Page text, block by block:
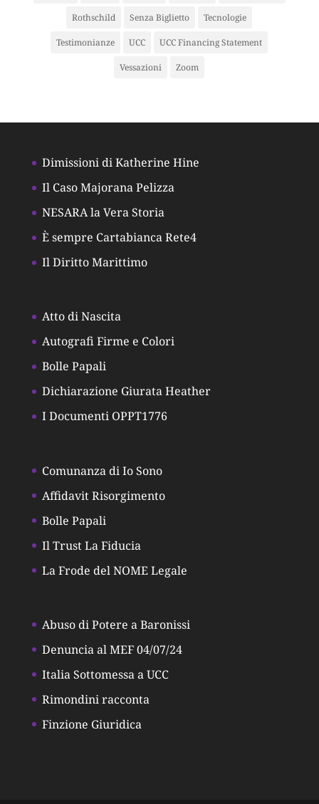
Rothschild Senza Biglietto Tecnologie
Testimonianze UCC UCC Financing Statement
Vessazioni Zoom
Dimissioni di Katherine Hine
Il Caso Majorana Pelizza
NESARA la Vera Storia
È sempre Cartabianca Rete4
Il Diritto Marittimo
Atto di Nascita
Autografi Firme e Colori
Bolle Papali
Dichiarazione Giurata Heather
I Documenti OPPT1776
Comunanza di Io Sono
Affidavit Risorgimento
Bolle Papali
Il Trust La Fiducia
La Frode del NOME Legale
Abuso di Potere a Baronissi
Denuncia al MEF 04/07/24
Italia Sottomessa a UCC
Rimondini racconta
Finzione Giuridica